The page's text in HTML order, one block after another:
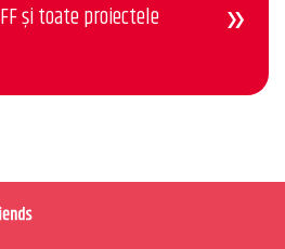
și toate proiectele